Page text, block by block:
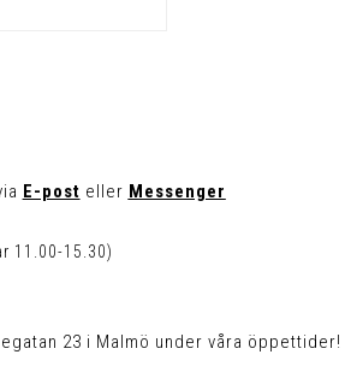
E-post eller Messenger
11.00-15.30)
23 i Malmö under våra öppettider!